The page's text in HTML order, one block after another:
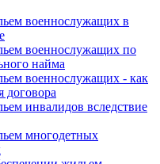
военнослужащих в
военнослужащих по
найма
военнослужащих - как
договора
инвалидов вследствие
многодетных